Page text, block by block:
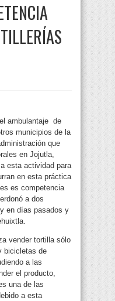
ambulantaje de
municipios de la
que
en Jojutla,
esta actividad para
en esta práctica
es competencia
a dos
en días pasados y
vender tortilla sólo
bicicletas de
a las
el producto,
una de las
a esta